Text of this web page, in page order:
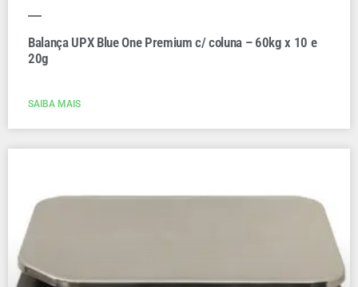
Balança UPX Blue One Premium c/ coluna – 60kg x 10 e
20g
SAIBA MAIS